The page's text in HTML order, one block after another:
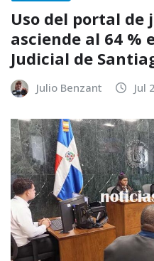
Uso del portal de
asciende al 64 %
Judicial de
Julio Benzant Jul